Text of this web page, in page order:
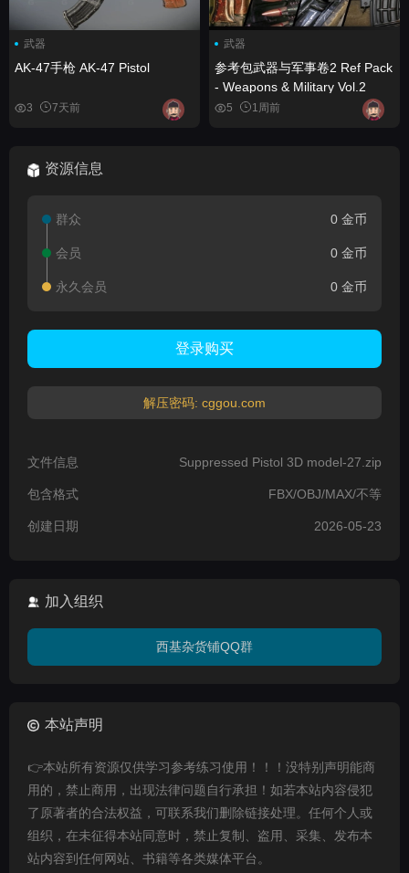
武器
AK-47手枪 AK-47 Pistol
3 7天前
武器
参考包武器与军事卷2 Ref Pack
- Weapons & Military Vol.2
5 1周前
资源信息
群众 0 金币
会员 0 金币
永久会员 0 金币
登录购买
解压密码: cggou.com
文件信息 Suppressed Pistol 3D model-27.zip
包含格式 FBX/OBJ/MAX/不等
创建日期 2026-05-23
加入组织
西基杂货铺QQ群
本站声明
👉本站所有资源仅供学习参考练习使用！！！没特别声明能商
用的，禁止商用，出现法律问题自行承担！如若本站内容侵犯
了原著者的合法权益，可联系我们删除链接处理。任何个人或
组织，在未征得本站同意时，禁止复制、盗用、采集、发布本
站内容到任何网站、书籍等各类媒体平台。